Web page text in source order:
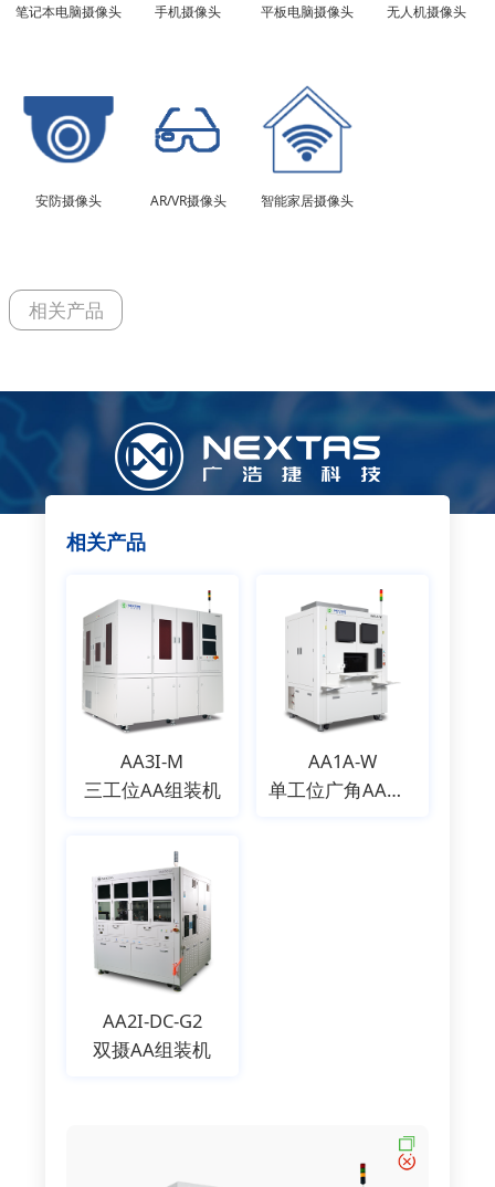
笔记本电脑摄像头 手机摄像头 平板电脑摄像头 无人机摄像头
安防摄像头 AR/VR摄像头 智能家居摄像头
相关产品
相关产品
AA3I-M
三工位AA组装机
AA1A-W
单工位广角AA组装机
AA2I-DC-G2
双摄AA组装机